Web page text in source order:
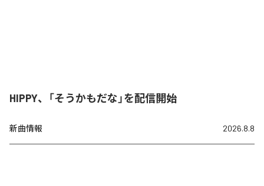
HIPPY、「そうかもだな」を配信開始
新曲情報 2026.8.8